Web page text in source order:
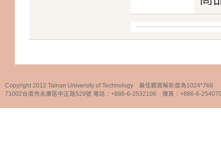
Copyright 2012 Tainan University of Technology 最佳觀賞解析度為1024*768
71002台南市永康區中正路529號 電話：+886-6-2532106 傳真：+886-6-